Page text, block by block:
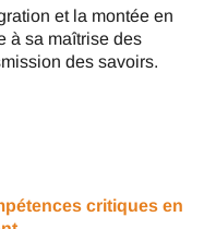
et la montée en
à sa maîtrise des
des savoirs.
critiques en